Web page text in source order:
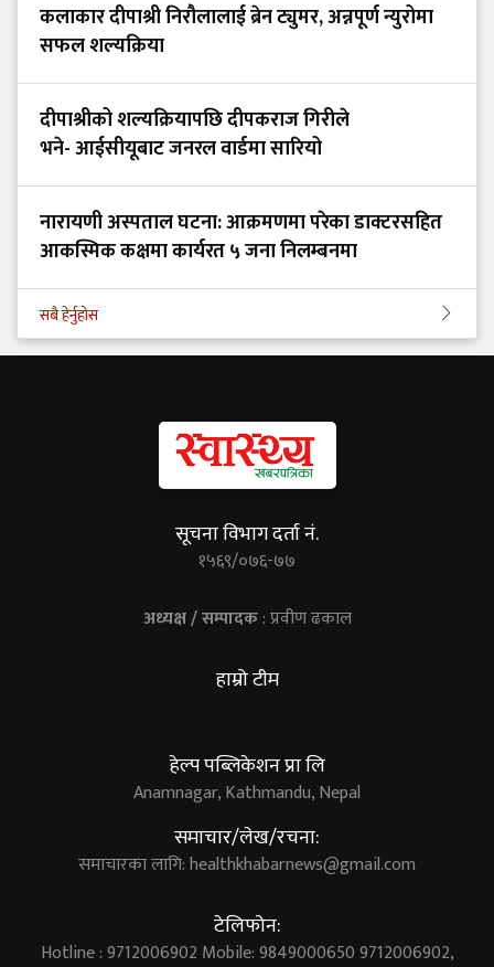
कलाकार दीपाश्री निरौलालाई ब्रेन ट्युमर, अन्नपूर्ण न्युरोमा
सफल शल्यक्रिया
दीपाश्रीको शल्यक्रियापछि दीपकराज गिरीले
भने- आईसीयूबाट जनरल वार्डमा सारियो
नारायणी अस्पताल घटना: आक्रमणमा परेका डाक्टरसहित
आकस्मिक कक्षमा कार्यरत ५ जना निलम्बनमा
सबै हेर्नुहोस
सूचना विभाग दर्ता नं.
१५६९/०७६-७७
अध्यक्ष / सम्पादक: प्रवीण ढकाल
हाम्रो टीम
हेल्प पब्लिकेशन प्रा लि
Anamnagar, Kathmandu, Nepal
समाचार/लेख/रचना:
समाचारका लागि:healthkhabarnews@gmail.com
टेलिफोन:
Hotline : 9712006902 Mobile: 9849000650 9712006902,